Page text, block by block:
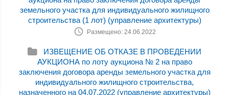
земельного участка для индивидуального жилищного
строительства (1 лот) (управление архитектуры)
Размещено: 24.06.2022
ИЗВЕЩЕНИЕ ОБ ОТКАЗЕ В ПРОВЕДЕНИИ
АУКЦИОНА по лоту аукциона № 2 на право
заключения договора аренды земельного участка для
индивидуального жилищного строительства,
назначенного на 04.07.2022 (управление архитектуры)